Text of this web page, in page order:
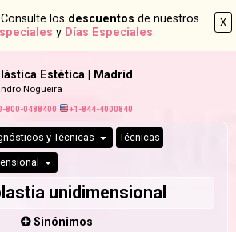
X
Consulte los descuentos de nuestros
y Días Especiales.
Estética | Madrid
Nogueira
800-0488400 +1-844-4000840
y Técnicas Técnicas
unidimensional
Sinónimos